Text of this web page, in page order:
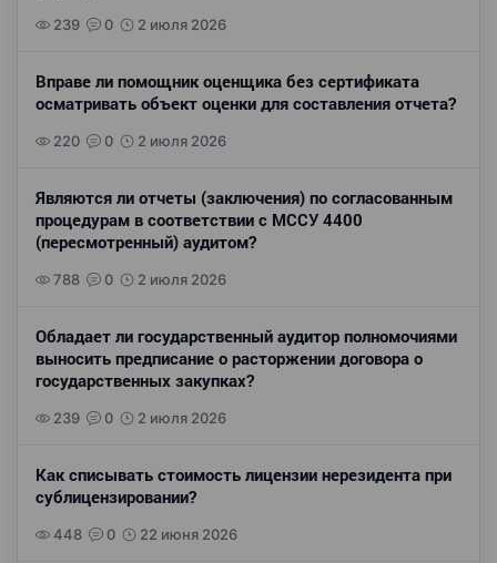
239 0 2 июля 2026
Вправе ли помощник оценщика без сертификата
осматривать объект оценки для составления отчета?
220 0 2 июля 2026
Являются ли отчеты (заключения) по согласованным
процедурам в соответствии с МССУ 4400
(пересмотренный) аудитом?
788 0 2 июля 2026
Обладает ли государственный аудитор полномочиями
выносить предписание о расторжении договора о
государственных закупках?
239 0 2 июля 2026
Как списывать стоимость лицензии нерезидента при
сублицензировании?
448 0 22 июня 2026